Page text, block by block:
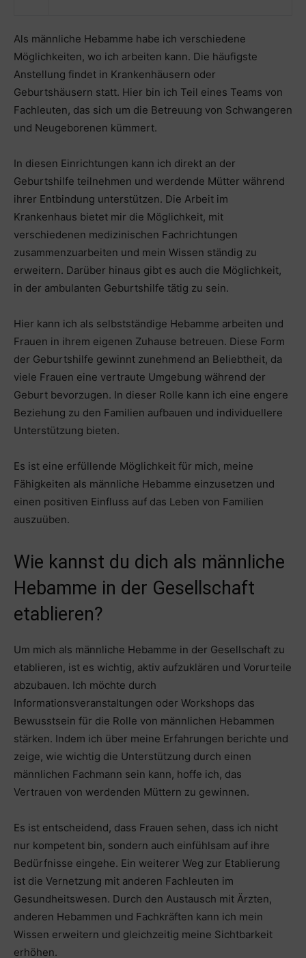
Als männliche Hebamme habe ich verschiedene
Möglichkeiten, wo ich arbeiten kann. Die häufigste
Anstellung findet in Krankenhäusern oder
Geburtshäusern statt. Hier bin ich Teil eines Teams von
Fachleuten, das sich um die Betreuung von Schwangeren
und Neugeborenen kümmert.
In diesen Einrichtungen kann ich direkt an der
Geburtshilfe teilnehmen und werdende Mütter während
ihrer Entbindung unterstützen. Die Arbeit im
Krankenhaus bietet mir die Möglichkeit, mit
verschiedenen medizinischen Fachrichtungen
zusammenzuarbeiten und mein Wissen ständig zu
erweitern. Darüber hinaus gibt es auch die Möglichkeit,
in der ambulanten Geburtshilfe tätig zu sein.
Hier kann ich als selbstständige Hebamme arbeiten und
Frauen in ihrem eigenen Zuhause betreuen. Diese Form
der Geburtshilfe gewinnt zunehmend an Beliebtheit, da
viele Frauen eine vertraute Umgebung während der
Geburt bevorzugen. In dieser Rolle kann ich eine engere
Beziehung zu den Familien aufbauen und individuellere
Unterstützung bieten.
Es ist eine erfüllende Möglichkeit für mich, meine
Fähigkeiten als männliche Hebamme einzusetzen und
einen positiven Einfluss auf das Leben von Familien
auszuüben.
Wie kannst du dich als männliche
Hebamme in der Gesellschaft
etablieren?
Um mich als männliche Hebamme in der Gesellschaft zu
etablieren, ist es wichtig, aktiv aufzuklären und Vorurteile
abzubauen. Ich möchte durch
Informationsveranstaltungen oder Workshops das
Bewusstsein für die Rolle von männlichen Hebammen
stärken. Indem ich über meine Erfahrungen berichte und
zeige, wie wichtig die Unterstützung durch einen
männlichen Fachmann sein kann, hoffe ich, das
Vertrauen von werdenden Müttern zu gewinnen.
Es ist entscheidend, dass Frauen sehen, dass ich nicht
nur kompetent bin, sondern auch einfühlsam auf ihre
Bedürfnisse eingehe. Ein weiterer Weg zur Etablierung
ist die Vernetzung mit anderen Fachleuten im
Gesundheitswesen. Durch den Austausch mit Ärzten,
anderen Hebammen und Fachkräften kann ich mein
Wissen erweitern und gleichzeitig meine Sichtbarkeit
erhöhen.